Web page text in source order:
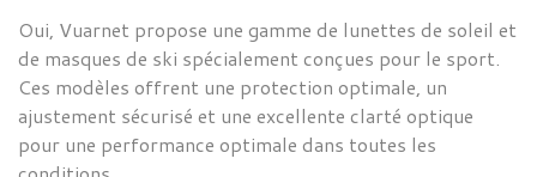
Oui, Vuarnet propose une gamme de lunettes de soleil et
de masques de ski spécialement conçues pour le sport.
Ces modèles offrent une protection optimale, un
ajustement sécurisé et une excellente clarté optique
pour une performance optimale dans toutes les